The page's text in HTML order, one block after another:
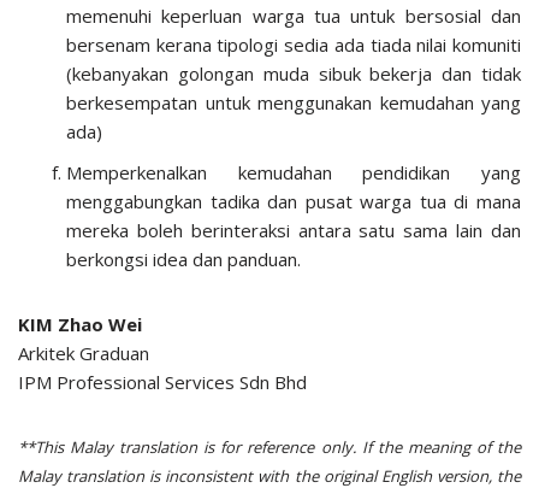
memenuhi keperluan warga tua untuk bersosial dan
bersenam kerana tipologi sedia ada tiada nilai komuniti
(kebanyakan golongan muda sibuk bekerja dan tidak
berkesempatan untuk menggunakan kemudahan yang
ada)
Memperkenalkan kemudahan pendidikan yang
menggabungkan tadika dan pusat warga tua di mana
mereka boleh berinteraksi antara satu sama lain dan
berkongsi idea dan panduan.
KIM Zhao Wei
Arkitek Graduan
IPM Professional Services Sdn Bhd
**This Malay translation is for reference only. If the meaning of the
Malay translation is inconsistent with the original English version, the